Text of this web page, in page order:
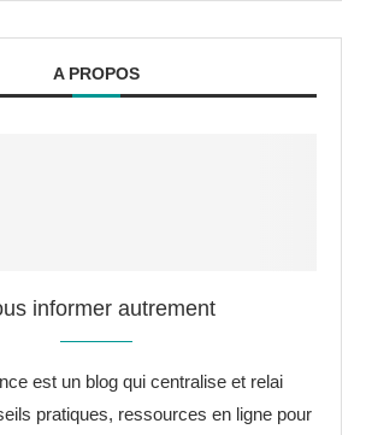
A PROPOS
informer autrement
est un blog qui centralise et relai
pratiques, ressources en ligne pour